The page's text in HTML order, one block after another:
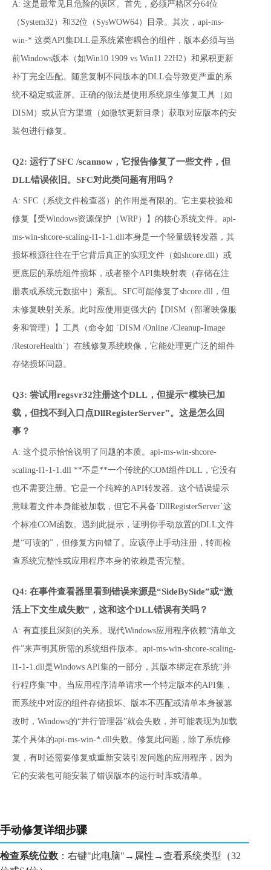
A: 这是最常见且危险的误区。首先，必须严格区分64位
（System32）和32位（SysWOW64）目录。其次，api-ms-
win-* 这类API集DLL是系统紧密耦合的组件，版本必须与当
前Windows版本（如Win10 1909 vs Win11 22H2）和累积更新
补丁完全匹配。随意复制不同版本的DLL会导致更严重的系
统不稳定或蓝屏。正确的做法是使用系统原生修复工具（如
DISM）或从官方渠道（如微软更新目录）获取对应版本的安
装包进行修复。
Q2: 运行了SFC /scannow，它报告修复了一些文件，但
DLL错误依旧。SFC对此类问题有用吗？
A: SFC（系统文件检查器）的作用是有限的。它主要校验和
修复【受Windows资源保护（WRP）】的核心系统文件。api-
ms-win-shcore-scaling-l1-1-1.dll本身是一个轻量级转发器，其
损坏根源往往在于它背后真正的实现文件（如shcore.dll）或
更底层的系统组件损坏，或者整个API集映射表（存储在注
册表或系统元数据中）紊乱。SFC可能修复了shcore.dll，但
未修复映射关系。此时应使用更强大的【DISM（部署映像服
务和管理）】工具（命令如 `DISM /Online /Cleanup-Image
/RestoreHealth`）在线修复系统映像，它能处理更广泛的组件
存储损坏问题。
Q3: 尝试用regsvr32注册这个DLL，但提示“模块已加
载，但找不到入口点DllRegisterServer”。这是怎么回
事？
A: 这个提示恰恰说明了问题的本质。api-ms-win-shcore-
scaling-l1-1-1.dll **不是**一个传统的COM组件DLL，它没有
也不需要注册。它是一个纯粹的API转发器。这个错误提示
意味着文件本身能被加载，但它不具备`DllRegisterServer`这
个标准COM函数。遇到此提示，证明你手动放置的DLL文件
是“可读的”，但修复方向错了。应该停止手动注册，转而检
查系统完整性或应用程序本身的依赖是否完整。
Q4: 在事件查看器里看到错误来源是“SideBySide”或“激
活上下文生成失败”，这和这个DLL错误有关吗？
A: 有直接且深刻的关系。现代Windows应用程序依赖“清单文
件”来声明其所需的系统组件版本。api-ms-win-shcore-scaling-
l1-1-1.dll是Windows API集的一部分，其版本绑定在系统“并
行程序集”中。当应用程序清单请求一个特定版本的API集，
而系统中对应的组件存储损坏、版本不匹配或清单本身被篡
改时，Windows的“并行管理器”就会失败，并可能表现为加载
某个具体的api-ms-win-*.dll失败。修复此问题，除了系统修
复，有时还需要修复或重新安装引发问题的应用程序，因为
它的安装包可能安装了错误版本的运行时库或清单。
手动修复详细步骤
检查系统位数 ：右键"此电脑"→属性→查看系统类型（32